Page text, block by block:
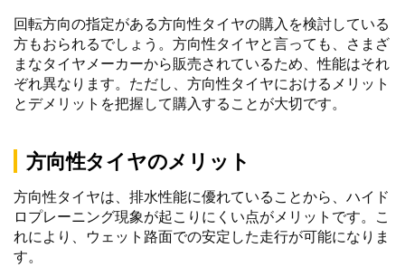
回転方向の指定がある方向性タイヤの購入を検討している
方もおられるでしょう。方向性タイヤと言っても、さまざ
まなタイヤメーカーから販売されているため、性能はそれ
ぞれ異なります。ただし、方向性タイヤにおけるメリット
とデメリットを把握して購入することが大切です。
方向性タイヤのメリット
方向性タイヤは、排水性能に優れていることから、ハイド
ロプレーニング現象が起こりにくい点がメリットです。こ
れにより、ウェット路面での安定した走行が可能になりま
す。